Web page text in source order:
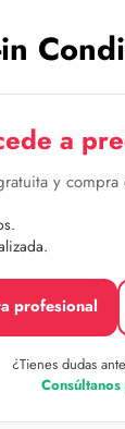
a
y
profesional
¿Tienes dudas